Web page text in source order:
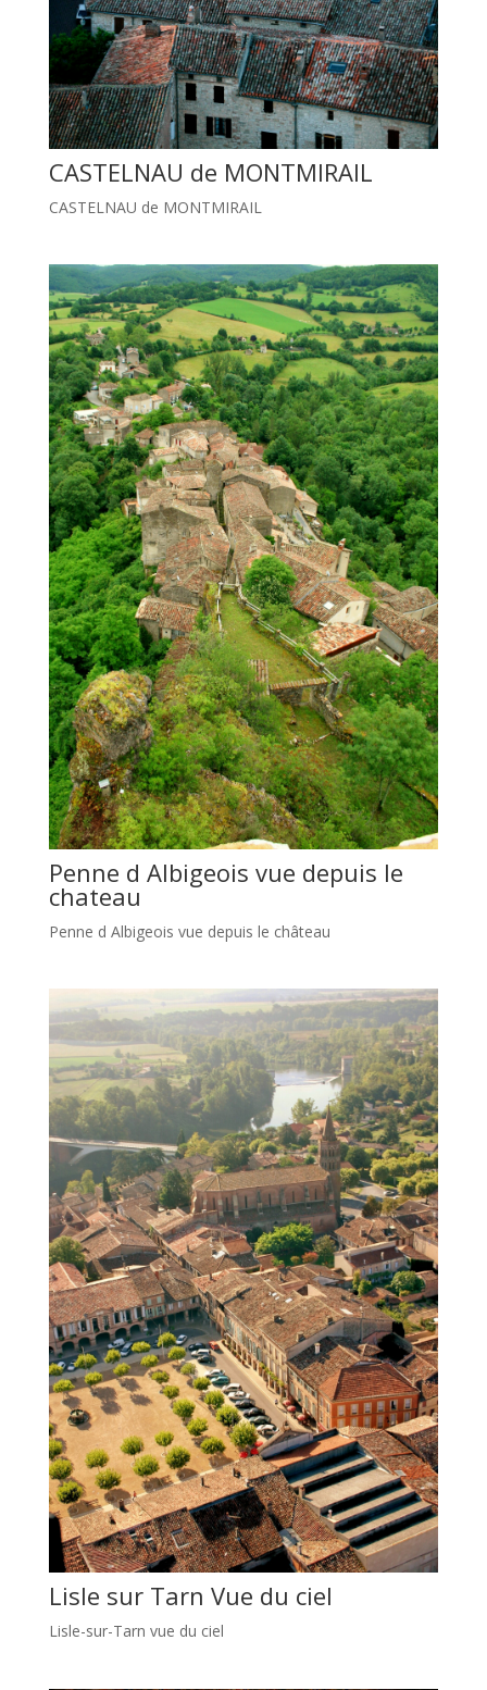
CASTELNAU de MONTMIRAIL
CASTELNAU de MONTMIRAIL
Penne d Albigeois vue depuis le
chateau
Penne d Albigeois vue depuis le château
Lisle sur Tarn Vue du ciel
Lisle-sur-Tarn vue du ciel